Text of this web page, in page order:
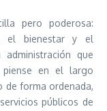
pero poderosa:
el bienestar y el
que
piense en el largo
de forma ordenada,
públicos de